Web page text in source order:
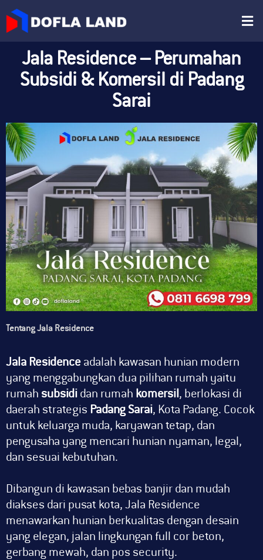
Jala Residence – Perumahan
Subsidi & Komersil di Padang
Sarai
Tentang Jala Residence
Jala Residence adalah kawasan hunian modern
yang menggabungkan dua pilihan rumah yaitu
rumah subsidi dan rumah komersil, berlokasi di
daerah strategis Padang Sarai, Kota Padang. Cocok
untuk keluarga muda, karyawan tetap, dan
pengusaha yang mencari hunian nyaman, legal,
dan sesuai kebutuhan.
Dibangun di kawasan bebas banjir dan mudah
diakses dari pusat kota, Jala Residence
menawarkan hunian berkualitas dengan desain
yang elegan, jalan lingkungan full cor beton,
gerbang mewah, dan pos security.